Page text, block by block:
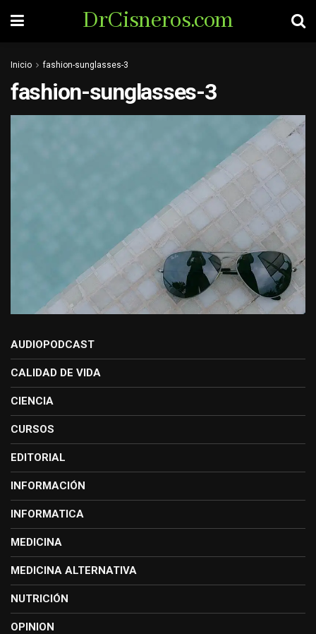
DrCisneros.com
Inicio fashion-sunglasses-3
fashion-sunglasses-3
AUDIOPODCAST
CALIDAD DE VIDA
CIENCIA
CURSOS
EDITORIAL
INFORMACIÓN
INFORMATICA
MEDICINA
MEDICINA ALTERNATIVA
NUTRICIÓN
OPINION